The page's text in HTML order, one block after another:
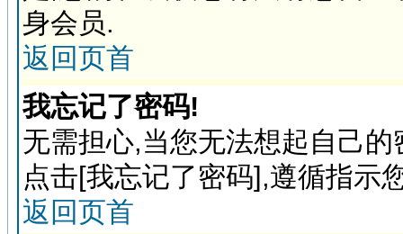
身会员.
返回页首
我忘记了密码!
无需担心,当您无法想起自己
点击[我忘记了密码],遵循指示
返回页首